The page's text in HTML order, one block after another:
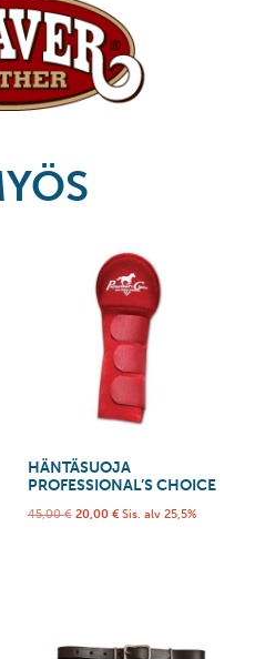
HÄNTÄSUOJA
PROFESSIONAL’S CHOICE
45,00€ 20,00 € Sis. alv 25,5%